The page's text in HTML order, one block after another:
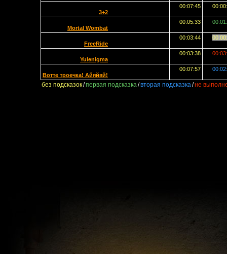
3+2
00:07:45
Mortal Wombat
00:05:33
FreeRide
00:03:44
Yulenigma
00:03:38
Вотте троечка! Айяйяй!
00:07:57
без подсказок/первая подсказка/вторая подсказка/не